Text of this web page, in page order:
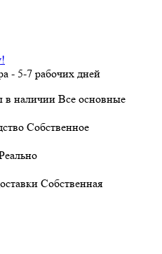
- 5-7 рабочих дней
Все основные
Собственное
Собственная